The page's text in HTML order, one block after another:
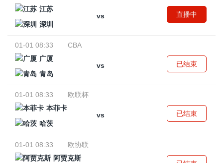
江苏
vs
深圳
直播中
01-01 08:33
CBA
广厦
vs
青岛
已结束
01-01 08:33
欧联杯
本菲卡
vs
哈茨
已结束
01-01 08:33
欧协联
阿贾克斯